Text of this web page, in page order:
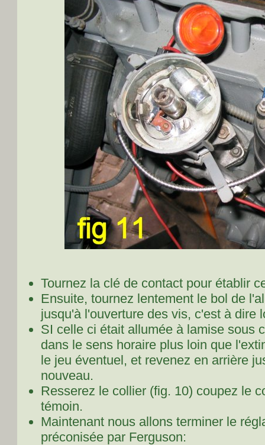
Tournez la clé de contact pour établir
Ensuite, tournez lentement le bol de
jusqu'à l'ouverture des vis, c'est à dire
SI celle ci était allumée à lamise sous
dans le sens horaire plus loin que
le jeu éventuel, et revenez en arrière
nouveau.
Resserez le collier (fig. 10) coupez le
témoin.
Maintenant nous allons terminer le
préconisée par Ferguson: